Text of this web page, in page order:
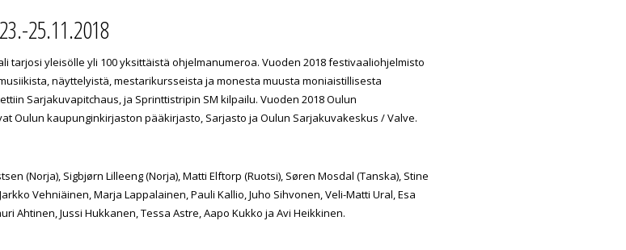
25.11.2018
tarjosi yleisölle yli 100 yksittäistä ohjelmanumeroa. Vuoden 2018 festivaaliohjelmisto
näyttelyistä, mestarikursseista ja monesta muusta moniaistillisesta
Sarjakuvapitchaus, ja Sprinttistripin SM kilpailu. Vuoden 2018 Oulun
Oulun kaupunginkirjaston pääkirjasto, Sarjasto ja Oulun Sarjakuvakeskus / Valve.
(Norja), Sigbjørn Lilleeng (Norja), Matti Elftorp (Ruotsi), Søren Mosdal (Tanska), Stine
Vehniäinen, Marja Lappalainen, Pauli Kallio, Juho Sihvonen, Veli-Matti Ural, Esa
Ahtinen, Jussi Hukkanen, Tessa Astre, Aapo Kukko ja Avi Heikkinen.